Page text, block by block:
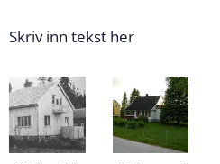
Skriv inn tekst her